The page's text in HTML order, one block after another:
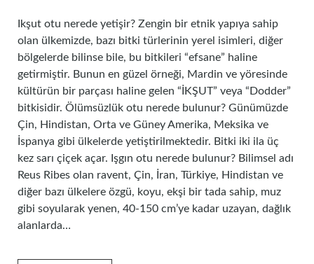
Ikşut otu nerede yetişir? Zengin bir etnik yapıya sahip
olan ülkemizde, bazı bitki türlerinin yerel isimleri, diğer
bölgelerde bilinse bile, bu bitkileri “efsane” haline
getirmiştir. Bunun en güzel örneği, Mardin ve yöresinde
kültürün bir parçası haline gelen “İKŞUT” veya “Dodder”
bitkisidir. Ölümsüzlük otu nerede bulunur? Günümüzde
Çin, Hindistan, Orta ve Güney Amerika, Meksika ve
İspanya gibi ülkelerde yetiştirilmektedir. Bitki iki ila üç
kez sarı çiçek açar. Işgın otu nerede bulunur? Bilimsel adı
Reus Ribes olan ravent, Çin, İran, Türkiye, Hindistan ve
diğer bazı ülkelere özgü, koyu, ekşi bir tada sahip, muz
gibi soyularak yenen, 40-150 cm’ye kadar uzayan, dağlık
alanlarda…